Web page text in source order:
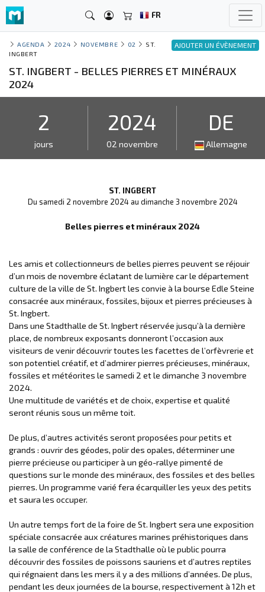
FR
AJOUTER UN ÉVÈNEMENT
AGENDA 2024 NOVEMBRE 02
ST.
INGBERT
ST. INGBERT - BELLES PIERRES ET MINÉRAUX
2024
2
jours
2024
02 novembre
DE
Allemagne
ST. INGBERT
Du samedi 2 novembre 2024 au dimanche 3 novembre 2024
Belles pierres et minéraux 2024
Les amis et collectionneurs de belles pierres peuvent se réjouir
d’un mois de novembre éclatant de lumière car le département
culture de la ville de St. Ingbert les convie à la bourse Edle Steine
consacrée aux minéraux, fossiles, bijoux et pierres précieuses à
St. Ingbert.
Dans une Stadthalle de St. Ingbert réservée jusqu’à la dernière
place, de nombreux exposants donneront l’occasion aux
visiteurs de venir découvrir toutes les facettes de l’orfèvrerie et
son potentiel créatif, et d’admirer pierres précieuses, minéraux,
fossiles et météorites le samedi 2 et le dimanche 3 novembre
2024.
Une multitude de variétés et de choix, expertise et qualité
seront réunis sous un même toit.
De plus, d’autres activités seront proposées pour petits et
grands : ouvrir des géodes, polir des opales, déterminer une
pierre précieuse ou participer à un géo-rallye pimenté de
questions sur le monde des minéraux, des fossiles et des belles
pierres. Un programme varié fera écarquiller les yeux des petits
et saura les occuper.
Un autre temps fort de la foire de St. Ingbert sera une exposition
spéciale consacrée aux créatures marines préhistoriques dans
la salle de conférence de la Stadthalle où le public pourra
découvrir des fossiles de poissons sauriens et d’autres reptiles
qui régnaient dans les mers il y a des millions d’années. De plus,
pendant les deux journées de la bourse, respectivement à 12h et